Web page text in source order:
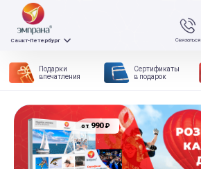
Связаться
Санкт-Петербург
Подарки
впечатления
Сертификаты
в подарок
от 990₽